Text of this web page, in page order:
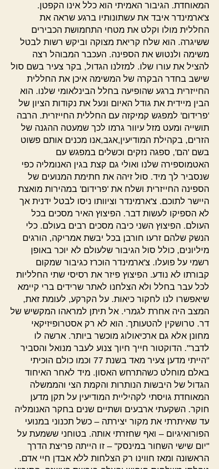
המאוחדת. הגיבור האמיתי הוא כלל אינו הקפטן.
צ'ארמינדר איבד את עשתונותיו ברגע שראה את
החללית מולו וקלט את מטחי התחמושת הכבירים
ששיגרה. הוא שלח קריאת מצוקה וביקש רשות לבטל
משימה ולנטוש את הספינה. העכבר המבוהל רצה
להציל את עורו שלו. למזלנו הגדול, בקר צעיר בשם סול
שישב בחדר הבקרה של המשימה איכן את החללית
החייזרית ברגע שהופיעה בחלל הבינלאומי שלנו. הוא
הבין מיידית את גודל האיום ונעל את נקודות הציון של
'פרידום' למפגש קמיקזה עם החללית החייזרית. הרבה
תושייה ומעט מזל עיוור גרמו לכך שמעטה ההגנה של
הזרים, בקהילת המודיעין,אגב,אנו מכנים אותם פשוט
בשם 'הם', ספגה נזקים וכשלים במפגש עם
האטמוספירה שלנו ואולי גם קצת בגין האנומליה כפי
שנסביר לך מיד. סול זיהה את חתימת המנועים של
הספינה החייזרית ושלח את 'פרידום' במהירות מואצת
היישר לתוכם. צ'ארמינדר וציוותו ניסו לבטל ידנית אך
לא הספיקו לעשות דבר. הפיצוץ האיר מסכים בכל
העולם. הפיצוץ השני כיבה מסכים רבים בעולם. כלי
הנשק שלהם זרעו חורבן בכל יבשת אמריקה, הורגים
מיליונים, כולל סול הגיבור שלעולם לא יוכר באופן
רשמי על פועלו. צ'ארמינדר הוכרז כגיבור שמקום
קבורתו לא נודע. הפיצוץ פיזר את רסיסי שתי החלליות
לכל עבר בחלל ולא הצלחנו לאתר שרידים ברי קיימא
שיאפשרו לנו לחקור כיאות. על הקרקע, לעומת זאת,
המצב היה אחרת לגמרי. אל תיתן למראהו המקשיש של
דר. טרושקין להטעותך. הוא לא רק אסטרופיזיקאי
מחונן אלא גם ארכיאולוג מוכשר ביותר. ארשה לו
לדבר". הדוקטור חייך חיוך צנוע לעבר מנואל והסביר
"הייתי מדען צעיר מאד בשנת 77 וכמו כולם הוכיתי
באלם מוחלט כשהתרחש האסון. מיד לאחר האיחוד
הגדול של היבשות הנותרות והקמת הצי והממשלה
המאוחדת גויסתי לקהיליית המודיעין על תקן מדען
חוקר. השקעתי ארבעים ושתיים שנים בחקר האנומליה
עד שאיתרתי את מקור יצירתה – כשל תכנוני במנועי
הפורואיגיום – ואף שחזרתי אותה. בטוחני ששמעת על
"יום שישי השחור במינסק" – זו הייתה פריצת הדרך
הראשונה ומאז חווינו רק הצלחות ללא אבדן חיי אדם.